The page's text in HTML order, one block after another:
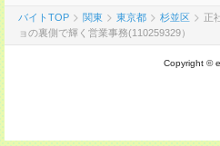
バイトTOP 関東 東京都 杉並区
正
ョの裏側で輝く営業事務(110259329）
Copyright ©